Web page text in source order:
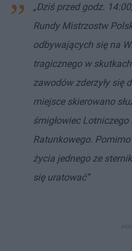
„Dziś przed godz.
Rundy Mistrzostw
odbywających się na
tragicznego w
zawodów zderzyły się
miejsce skierowano
śmigłowiec
Ratunkowego.
życia jednego ze
się uratować”